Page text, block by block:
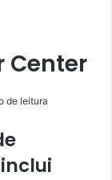
Center
de leitura